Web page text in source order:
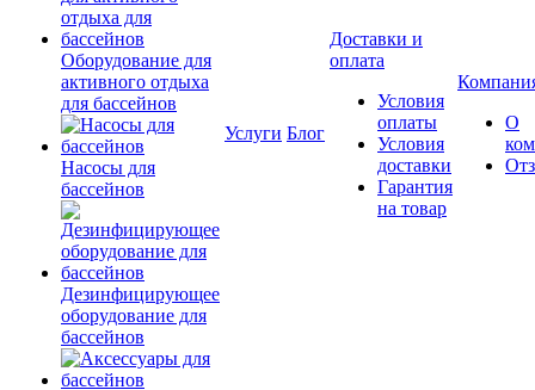
Оборудование для
активного отдыха
для бассейнов
Насосы для
бассейнов
Дезинфицирующее
оборудование для
бассейнов
Услуги Блог
Доставки и
оплата
Условия
оплаты
Условия
доставки
Гарантия
на товар
О